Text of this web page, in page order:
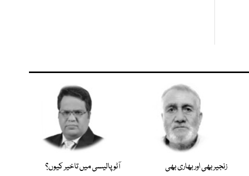
زنجیر بھی اور بھاری بھی آٹو پالیسی میں تاخیر کیوں؟